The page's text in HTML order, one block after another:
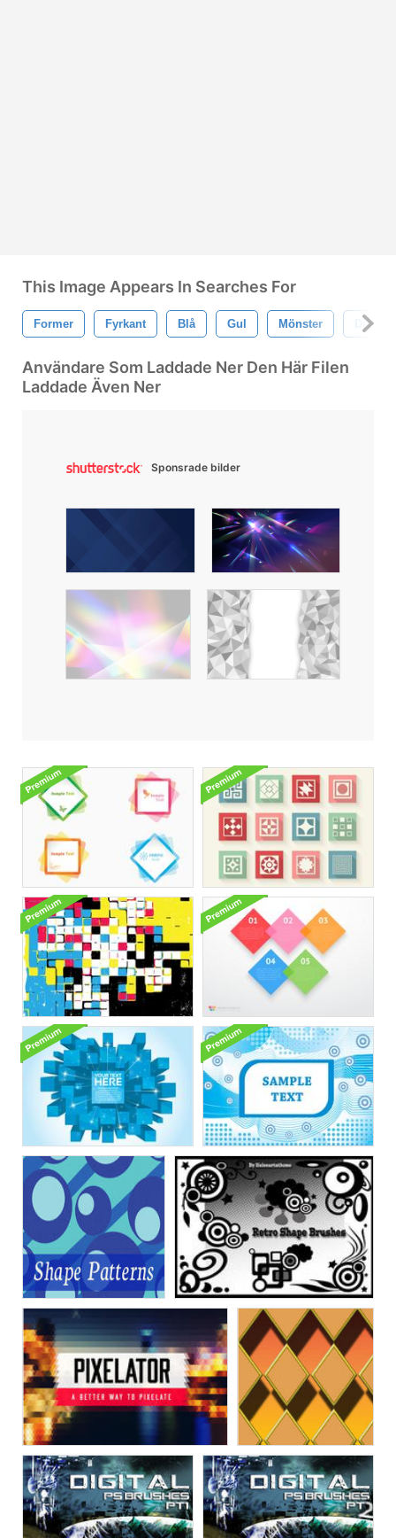
This Image Appears In Searches For
Former Fyrkant Blå Gul Mönster Digital
Användare Som Laddade Ner Den Här Filen
Laddade Även Ner
Sponsrade bilder